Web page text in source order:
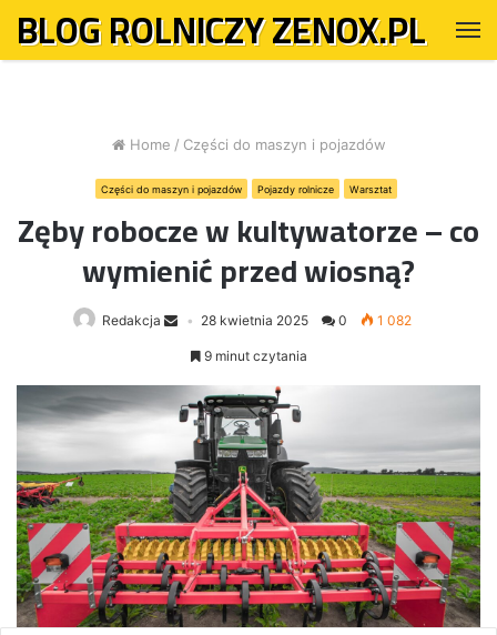
BLOG ROLNICZY ZENOX.PL
Home / Części do maszyn i pojazdów
Części do maszyn i pojazdów Pojazdy rolnicze Warsztat
Zęby robocze w kultywatorze – co
wymienić przed wiosną?
Redakcja 28 kwietnia 2025 0 1 082
9 minut czytania